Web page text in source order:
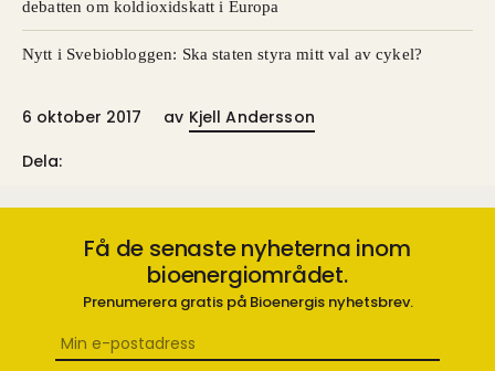
debatten om koldioxidskatt i Europa
Nytt i Svebiobloggen: Ska staten styra mitt val av cykel?
6 oktober 2017 av Kjell Andersson
Dela:
Få de senaste nyheterna inom
bioenergiområdet.
Prenumerera gratis på Bioenergis nyhetsbrev.